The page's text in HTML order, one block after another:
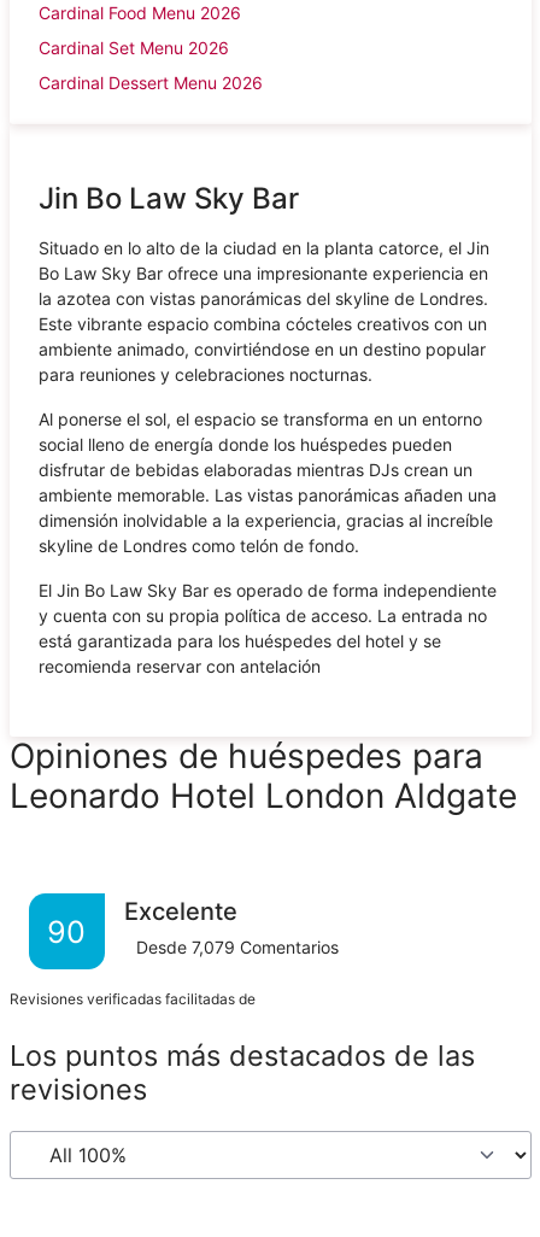
Cardinal Food Menu 2026
Cardinal Set Menu 2026
Cardinal Dessert Menu 2026
Jin Bo Law Sky Bar
Situado en lo alto de la ciudad en la planta catorce, el Jin
Bo Law Sky Bar ofrece una impresionante experiencia en
la azotea con vistas panorámicas del skyline de Londres.
Este vibrante espacio combina cócteles creativos con un
ambiente animado, convirtiéndose en un destino popular
para reuniones y celebraciones nocturnas.
Al ponerse el sol, el espacio se transforma en un entorno
social lleno de energía donde los huéspedes pueden
disfrutar de bebidas elaboradas mientras DJs crean un
ambiente memorable. Las vistas panorámicas añaden una
dimensión inolvidable a la experiencia, gracias al increíble
skyline de Londres como telón de fondo.
El Jin Bo Law Sky Bar es operado de forma independiente
y cuenta con su propia política de acceso. La entrada no
está garantizada para los huéspedes del hotel y se
recomienda reservar con antelación
Opiniones de huéspedes para
Leonardo Hotel London Aldgate
90
Excelente
Desde 7,079 Comentarios
Revisiones verificadas facilitadas de
Los puntos más destacados de las
revisiones